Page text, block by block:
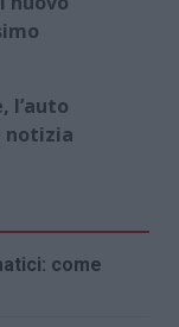
l’auto
notizia
come